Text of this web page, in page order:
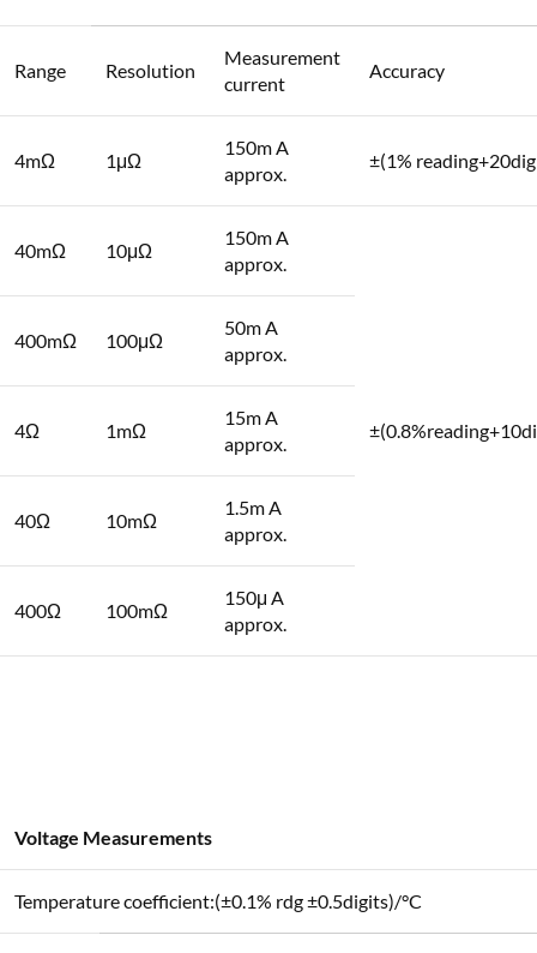
Range Resolution
Measurement
current
Accuracy
4mΩ 1μΩ
150m A
approx.
±(1%
40mΩ 10μΩ
150m A
approx.
400mΩ 100μΩ
50m A
approx.
4Ω 1mΩ
15m A
approx.
40Ω 10mΩ
1.5m A
approx.
400Ω 100mΩ
150μ A
approx.
Voltage Measurements
Temperature coefficient:(±0.1% rdg ±0.5digits)/°C